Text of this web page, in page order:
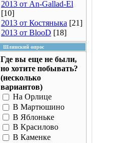
2013 от An-Gallad-El
[10]
2013 от Костяныка [21]
2013 от BlooD [18]
Шлинский опрос
Где вы еще не были,
но хотите побывать?
(несколько
вариантов)
На Орлице
В Мартюшино
В Яблоньке
В Красилово
В Каменке